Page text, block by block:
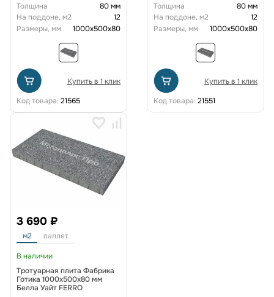
Толщина
80 мм
На поддоне, м2
12
Размеры, мм
1000x500x80
Купить в 1 клик
Код товара: 21565
Толщина
80 мм
На поддоне, м2
12
Размеры, мм
1000x500x80
Купить в 1 клик
Код товара: 21551
3 690 ₽
м2 паллет
В наличии
Тротуарная плита Фабрика
Готика 1000x500x80 мм
Белла Уайт FERRO